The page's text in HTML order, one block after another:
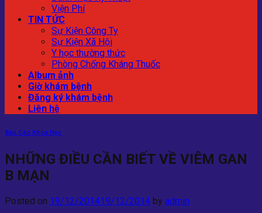
Viện Phí
TIN TỨC
Sự Kiện Công Ty
Sự Kiện Xã Hội
Y học thường thức
Phòng Chống Kháng Thuốc
Album ảnh
Giờ khám bệnh
Đăng ký khám bệnh
Liên hệ
Báo Cáo Khoa Học
NHỮNG ĐIỀU CẦN BIẾT VỀ VIÊM GAN
B MẠN
Posted on 19/12/201419/12/2014 by admin